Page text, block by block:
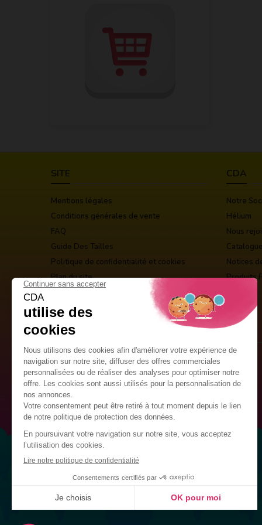
SITE
Mentions légales
Conditions générales de vente
FAQ
Guide Des Tailles
Politique de confidentialité et cookies
Plan du site
Kits de décoration
Drapeaux Personnalisés
CDA
Notre
Hélium
Nous
Notices
Produits